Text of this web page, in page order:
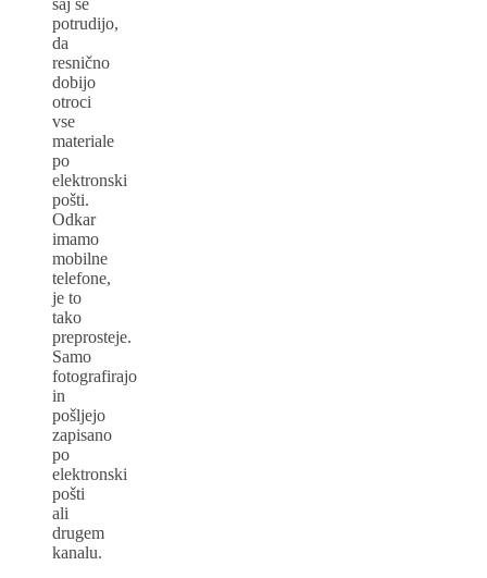
potrudijo,
da
resnično
dobijo
otroci
vse
materiale
po
elektronski
pošti.
Odkar
imamo
mobilne
telefone,
je to
tako
preprosteje.
Samo
fotografirajo
in
pošljejo
zapisano
po
elektronski
pošti
ali
drugem
kanalu.